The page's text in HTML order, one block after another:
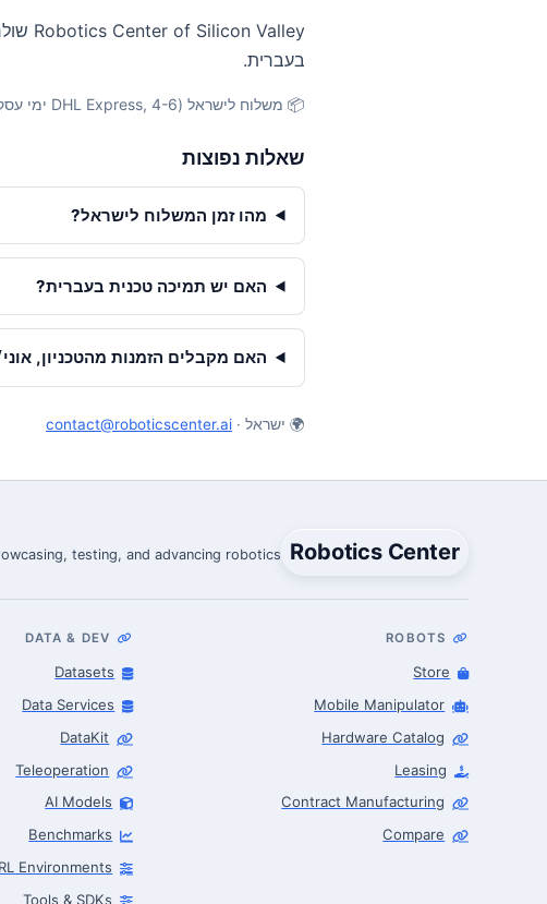
בעברית.
📦 משלוח לישראל (DHL Express, 4-6 ימי עסקים) · יבוא מוסדי לטכניון, אוניברסיטת תל אביב, מכון ויצמן וכו׳
שאלות נפוצות
מהו זמן המשלוח לישראל?
האם יש תמיכה טכנית בעברית?
האם מקבלים הזמנות מהטכניון,
🌍 ישראל · contact@roboticscenter.ai
Robotics Center
testing, and advancing robotics.
ROBOTS
Store
Mobile Manipulator
Hardware Catalog
Leasing
Contract Manufacturing
Compare
DATA & DEV
Datasets
Data Services
DataKit
Teleoperation
AI Models
Benchmarks
RL Environments
Tools & SDKs
Robotics Center of Silicon Valley · intake